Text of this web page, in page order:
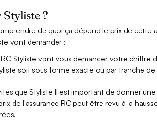
Styliste ?
de quoi ça dépend le prix de cette
vont demander :
Styliste vont vous demander votre chiffre
soit sous forme exacte ou par tranche
que Styliste Il est important de donner une
de l'assurance RC peut être revu à la